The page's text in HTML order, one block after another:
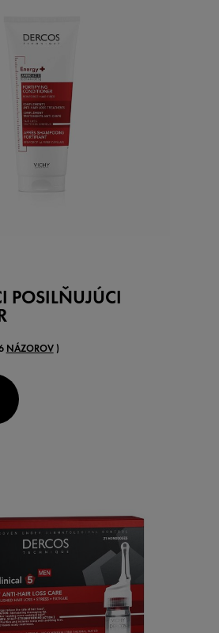
POSILŇUJÚCI
NÁZOROV)